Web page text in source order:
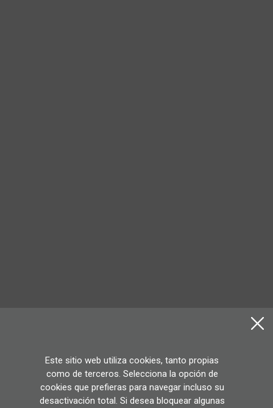
Este sitio web utiliza cookies, tanto propias
como de terceros. Selecciona la opción de
cookies que prefieras para navegar incluso su
desactivación total. Si desea bloquear algunas